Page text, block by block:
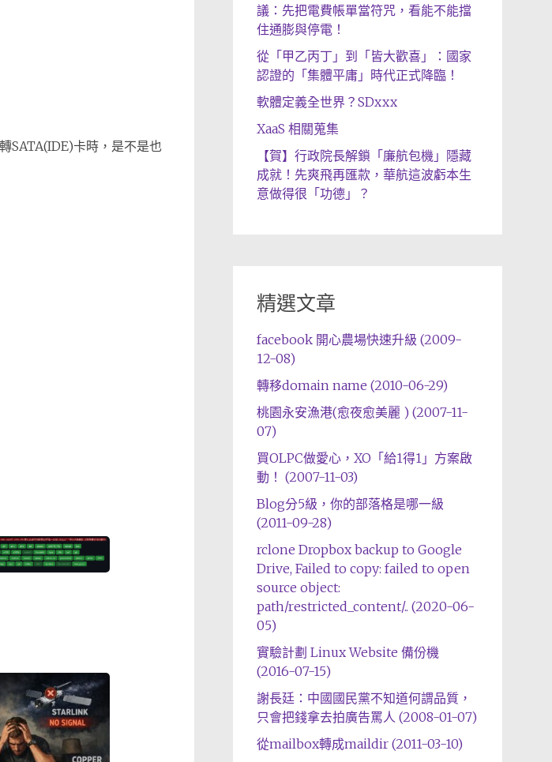
SATA(IDE)卡時，是不是也
議：先把電費帳單當符咒，看能不能擋
住通膨與停電！
從「甲乙丙丁」到「皆大歡喜」：國家
認證的「集體平庸」時代正式降臨！
軟體定義全世界？SDxxx
XaaS 相關蒐集
【賀】行政院長解鎖「廉航包機」隱藏
成就！先爽飛再匯款，華航這波虧本生
意做得很「功德」？
精選文章
facebook 開心農場快速升級 (2009-
12-08)
轉移domain name (2010-06-29)
桃園永安漁港(愈夜愈美麗 ) (2007-11-
07)
買OLPC做愛心，XO「給1得1」方案啟
動！ (2007-11-03)
Blog分5級，你的部落格是哪一級
(2011-09-28)
rclone Dropbox backup to Google
Drive, Failed to copy: failed to open
source object:
path/restricted_content/.. (2020-06-
05)
實驗計劃 Linux Website 備份機
(2016-07-15)
謝長廷：中國國民黨不知道何謂品質，
只會把錢拿去拍廣告罵人 (2008-01-07)
從mailbox轉成maildir (2011-03-10)